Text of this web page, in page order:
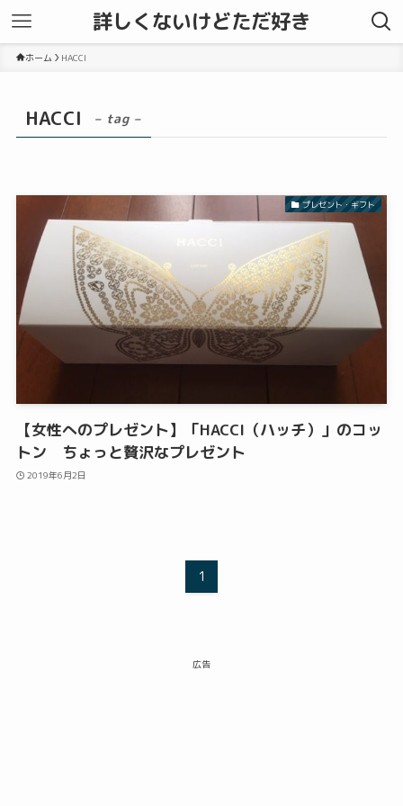
詳しくないけどただ好き
ホーム HACCI
HACCI – tag –
プレゼント・ギフト
【女性へのプレゼント】「HACCI（ハッチ）」のコッ
トン ちょっと贅沢なプレゼント
2019年6月2日
1
広告